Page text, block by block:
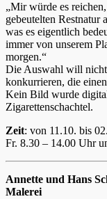
„Mir würde es
gebeutelten Restnatur
was es eigentlich
immer von unserem
morgen.“
Die Auswahl will
konkurrieren, die
Kein Bild wurde
Zigarettenschachtel.
Zeit: von 11.10. bis
Fr. 8.30 – 14.00 Uhr
Annette und Hans
Malerei